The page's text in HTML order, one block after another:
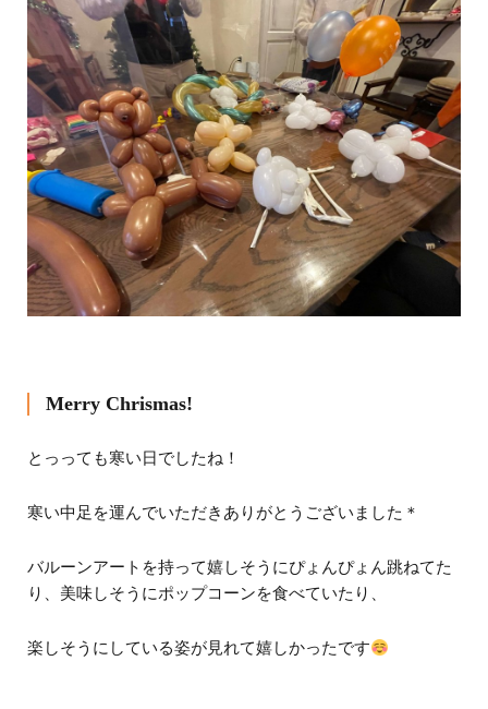
Merry Chrismas!
とっっても寒い日でしたね！
寒い中足を運んでいただきありがとうございました＊
バルーンアートを持って嬉しそうにぴょんぴょん跳ねてた
り、美味しそうにポップコーンを食べていたり、
楽しそうにしている姿が見れて嬉しかったです